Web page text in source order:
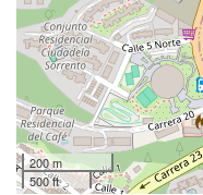
200 m
500 ft